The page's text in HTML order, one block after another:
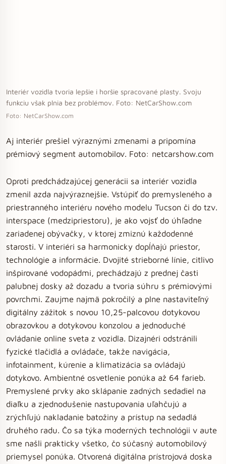
Interiér vozidla tvoria lepšie i horšie spracované plasty. Svoju
funkciu však plnia bez problémov. Foto: NetCarShow.com
Foto: NetCarShow.com
Aj interiér prešiel výraznými zmenami a pripomína
prémiový segment automobilov. Foto: netcarshow.com
Oproti predchádzajúcej generácii sa interiér vozidla
zmenil azda najvýraznejšie. Vstúpiť do premysleného a
priestranného interiéru nového modelu Tucson či do tzv.
interspace (medzipriestoru), je ako vojsť do úhľadne
zariadenej obývačky, v ktorej zmiznú každodenné
starosti. V interiéri sa harmonicky dopĺňajú priestor,
technológie a informácie. Dvojité strieborné línie, citlivo
inšpirované vodopádmi, prechádzajú z prednej časti
palubnej dosky až dozadu a tvoria súhru s prémiovými
povrchmi. Zaujme najmä pokročilý a plne nastaviteľný
digitálny zážitok s novou 10,25-palcovou dotykovou
obrazovkou a dotykovou konzolou a jednoduché
ovládanie online sveta z vozidla. Dizajnéri odstránili
fyzické tlačidlá a ovládače, takže navigácia,
infotainment, kúrenie a klimatizácia sa ovládajú
dotykovo. Ambientné osvetlenie ponúka až 64 farieb.
Premyslené prvky ako sklápanie zadných sedadiel na
diaľku a zjednodušenie nastupovania uľahčujú a
zrýchľujú nakladanie batožiny a prístup na sedadlá
druhého radu. Čo sa týka moderných technológii v aute
sme našli prakticky všetko, čo súčasný automobilový
priemysel ponúka. Otvorená digitálna prístrojová doska